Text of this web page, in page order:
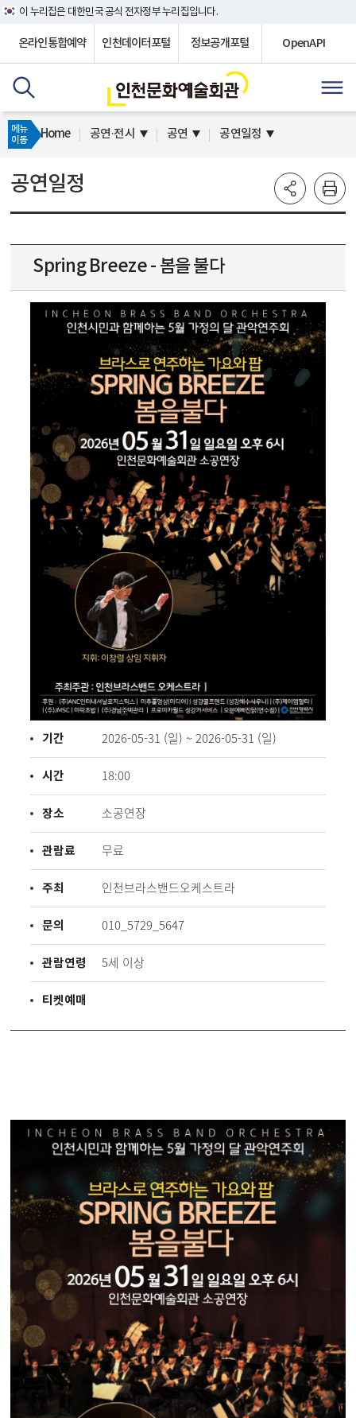
이 누리집은 대한민국 공식 전자정부 누리집입니다.
온라인통합예약 인천데이터포털 정보공개포털 OpenAPI
메뉴
이동
Home 공연·전시 공연 공연일정
공연일정
Spring Breeze - 봄을 불다
기간 2026-05-31 (일) ~ 2026-05-31 (일)
시간 18:00
장소 소공연장
관람료 무료
주최 인천브라스밴드오케스트라
문의 010_5729_5647
관람연령 5세 이상
티켓예매